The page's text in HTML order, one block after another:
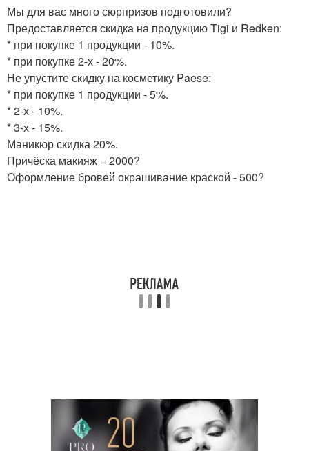
Мы для вас много сюрпризов подготовили?
Предоставляется скидка на продукцию Tigi и Redken:
* при покупке 1 продукции - 10%.
* при покупке 2-х - 20%.
Не упустите скидку на косметику Paese:
* при покупке 1 продукции - 5%.
* 2-х - 10%.
* 3-х - 15%.
Маникюр скидка 20%.
Причёска макияж = 2000?
Оформление бровей окрашивание краской - 500?